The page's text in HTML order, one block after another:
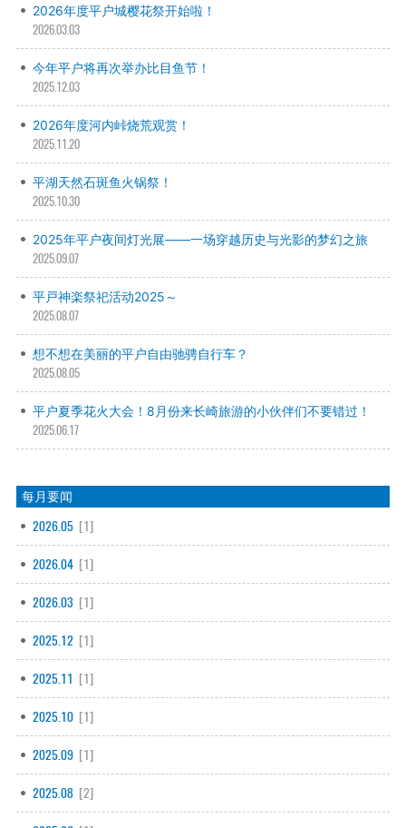
2026年度平户城樱花祭开始啦！
2026.03.03
今年平户将再次举办比目鱼节！
2025.12.03
2026年度河内峠烧荒观赏！
2025.11.20
平湖天然石斑鱼火锅祭！
2025.10.30
2025年平户夜间灯光展——一场穿越历史与光影的梦幻之旅
2025.09.07
平戸神楽祭祀活动2025～
2025.08.07
想不想在美丽的平户自由驰骋自行车？
2025.08.05
平户夏季花火大会！8月份来长崎旅游的小伙伴们不要错过！
2025.06.17
每月要闻
2026.05 [1]
2026.04 [1]
2026.03 [1]
2025.12 [1]
2025.11 [1]
2025.10 [1]
2025.09 [1]
2025.08 [2]